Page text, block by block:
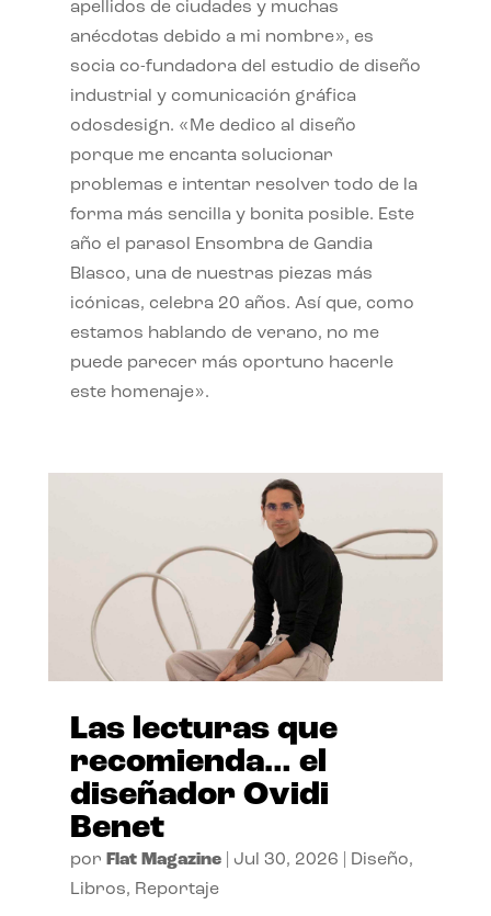
apellidos de ciudades y muchas
anécdotas debido a mi nombre», es
socia co-fundadora del estudio de diseño
industrial y comunicación gráfica
odosdesign. «Me dedico al diseño
porque me encanta solucionar
problemas e intentar resolver todo de la
forma más sencilla y bonita posible. Este
año el parasol Ensombra de Gandia
Blasco, una de nuestras piezas más
icónicas, celebra 20 años. Así que, como
estamos hablando de verano, no me
puede parecer más oportuno hacerle
este homenaje».
Las lecturas que
recomienda… el
diseñador Ovidi
Benet
por Flat Magazine| Jul 30, 2026 Diseño,
Libros, Reportaje